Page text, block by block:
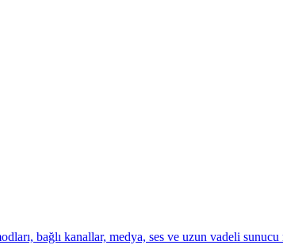
bağlı kanallar, medya, ses ve uzun vadeli sunucu